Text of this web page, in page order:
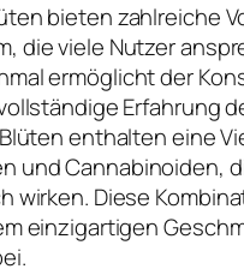
bieten zahlreiche
die viele Nutzer
ermöglicht der
Erfahrung
enthalten eine
und Cannabinoiden,
wirken. Diese
einzigartigen